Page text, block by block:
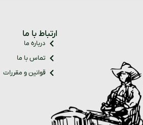
ارتباط با ما
درباره ما
تماس با ما
قوانین و مقررات